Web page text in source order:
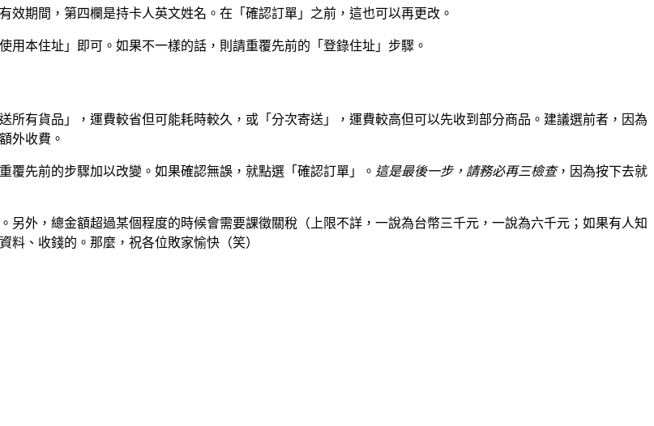
期間，第四欄是持卡人英文姓名。在「確認訂單」之前，這也可以再更改。
本住址」即可。如果不一樣的話，則請重覆先前的「登錄住址」步驟。
有貨品」，運費較省但可能耗時較久，或「分次寄送」，運費較高但可以先收到部分商品。建議選前者，因為
外收費。
先前的步驟加以改變。如果確認無誤，就點選「確認訂單」。 這是最後一步，請務必再三檢查，因為按下去就
外，總金額超過某個程度的時候會需要課徵關稅（上限不詳，一說為台幣三千元，一說為六千元；如果有人知
、收錢的。那麼，祝各位敗家愉快（笑）